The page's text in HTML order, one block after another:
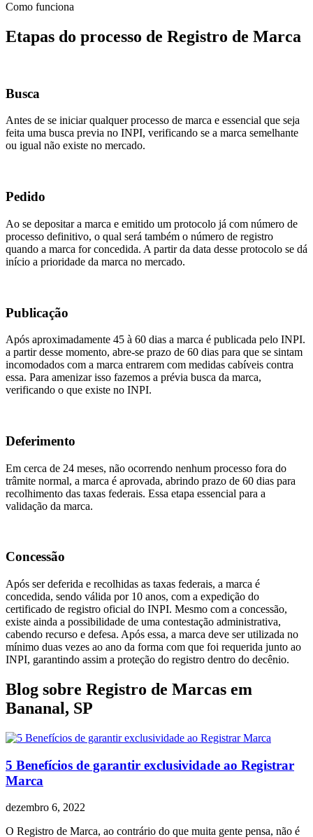
Como funciona
Etapas do processo de Registro de Marca
Busca
Antes de se iniciar qualquer processo de marca e essencial que seja
feita uma busca previa no INPI, verificando se a marca semelhante
ou igual não existe no mercado.
Pedido
Ao se depositar a marca e emitido um protocolo já com número de
processo definitivo, o qual será também o número de registro
quando a marca for concedida. A partir da data desse protocolo se dá
início a prioridade da marca no mercado.
Publicação
Após aproximadamente 45 à 60 dias a marca é publicada pelo INPI.
a partir desse momento, abre-se prazo de 60 dias para que se sintam
incomodados com a marca entrarem com medidas cabíveis contra
essa. Para amenizar isso fazemos a prévia busca da marca,
verificando o que existe no INPI.
Deferimento
Em cerca de 24 meses, não ocorrendo nenhum processo fora do
trâmite normal, a marca é aprovada, abrindo prazo de 60 dias para
recolhimento das taxas federais. Essa etapa essencial para a
validação da marca.
Concessão
Após ser deferida e recolhidas as taxas federais, a marca é
concedida, sendo válida por 10 anos, com a expedição do
certificado de registro oficial do INPI. Mesmo com a concessão,
existe ainda a possibilidade de uma contestação administrativa,
cabendo recurso e defesa. Após essa, a marca deve ser utilizada no
mínimo duas vezes ao ano da forma com que foi requerida junto ao
INPI, garantindo assim a proteção do registro dentro do decênio.
Blog sobre Registro de Marcas em
Bananal, SP
5 Benefícios de garantir exclusividade ao Registrar
Marca
dezembro 6, 2022
O Registro de Marca, ao contrário do que muita gente pensa, não é